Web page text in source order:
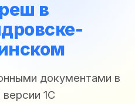
в
документами в
версии 1С